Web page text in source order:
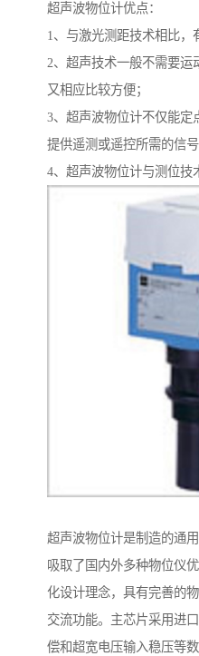
超声波物位计优点：
1、与激光测距技术相比，
2、超声技术一般不需要运
又相应比较方便；
3、超声波物位计不仅能定
提供遥测或遥控所需的信号
4、超声波物位计与测位技
超声波物位计是制造的通
吸取了国内外多种物位仪
化设计理念，具有完善的
交流功能。主芯片采用进
偿和超宽电压输入稳压等